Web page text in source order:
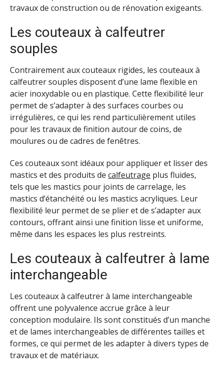
travaux de construction ou de rénovation exigeants.
Les couteaux à calfeutrer
souples
Contrairement aux couteaux rigides, les couteaux à
calfeutrer souples disposent d’une lame flexible en
acier inoxydable ou en plastique. Cette flexibilité leur
permet de s’adapter à des surfaces courbes ou
irrégulières, ce qui les rend particulièrement utiles
pour les travaux de finition autour de coins, de
moulures ou de cadres de fenêtres.
Ces couteaux sont idéaux pour appliquer et lisser des
mastics et des produits de calfeutrage plus fluides,
tels que les mastics pour joints de carrelage, les
mastics d’étanchéité ou les mastics acryliques. Leur
flexibilité leur permet de se plier et de s’adapter aux
contours, offrant ainsi une finition lisse et uniforme,
même dans les espaces les plus restreints.
Les couteaux à calfeutrer à lame
interchangeable
Les couteaux à calfeutrer à lame interchangeable
offrent une polyvalence accrue grâce à leur
conception modulaire. Ils sont constitués d’un manche
et de lames interchangeables de différentes tailles et
formes, ce qui permet de les adapter à divers types de
travaux et de matériaux.